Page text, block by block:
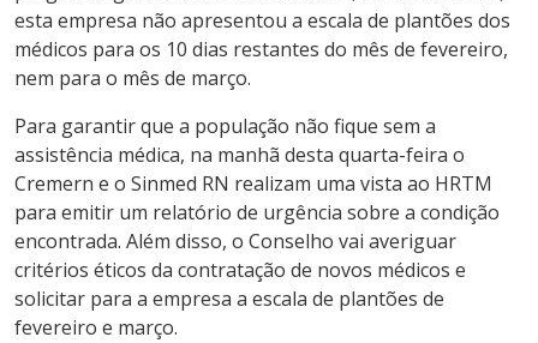
esta empresa não apresentou a escala de plantões dos
médicos para os 10 dias restantes do mês de fevereiro,
nem para o mês de março.
Para garantir que a população não fique sem a
assistência médica, na manhã desta quarta-feira o
Cremern e o Sinmed RN realizam uma vista ao HRTM
para emitir um relatório de urgência sobre a condição
encontrada. Além disso, o Conselho vai averiguar
critérios éticos da contratação de novos médicos e
solicitar para a empresa a escala de plantões de
fevereiro e março.